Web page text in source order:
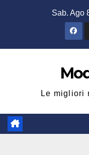
Sab. Ago
Le migliori